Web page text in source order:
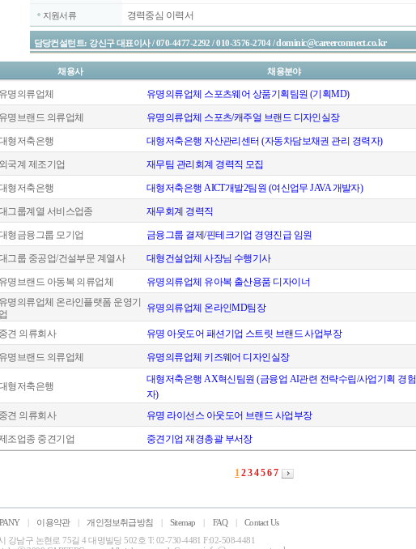
지원서류 경력중심 이력서
담당컨설턴트: 강신구 대표이사 / 070-4477-2292 / 010-3576-2704 /dominic@careerconnect.co.kr
채용사 채용분야
유명의류업체 유명의류업체 스포츠웨어 상품기획팀원 (기획MD)
유명브랜드 의류업체 유명의류업체 스포츠/캐주얼 브랜드 디자인실장
형저축은행 대형저축은행 자산관리센터 (자동차담보채권 관리 경력자)
외국계 제조기업 재무팀 관리회계 경력직 모집
형저축은행 대형저축은행 AICT개발2팀원 (여신업무 JAVA 개발자)
그룹계열 서비스업종 재무회계 경력직
형금융그룹 모기업 금융그룹 결제/핀테크기업 경영진급 임원
그룹 중공업/건설부문 계열사 대형건설업체 사장님 수행기사
유명브랜드 아동복 의류업체 유명의류업체 유아복 출산용품 디자이너
유명의류업체 온라인플랫폼 운영기
업
유명의류업체 온라인MD팀장
중견 의류회사 유명 아웃도어 패션기업 스트릿 브랜드 사업부장
유명브랜드 의류업체 유명의류업체 키즈웨어 디자인실장
형저축은행
대형저축은행 AX혁신팀원 (금융업 AI관련 전략수립/사업기획 경험
자)
중견 의류회사 유명 라이선스 아웃도어 브랜드 사업부장
조업종 중견기업 중견기업 재경총괄 부서장
12345 6 7
| 이용약관 | 개인정보취급방침 | Sitemap | FAQ |
Contact Us
강남구 논현로 75길 4 대명빌딩 502호 T: 02-730-4481 F:02-508-4481